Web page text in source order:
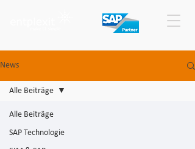
News
Alle Beiträge
SAP Technologie
Alle Beiträge